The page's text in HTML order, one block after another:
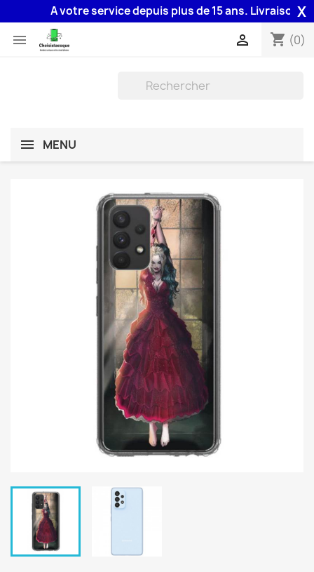
A votre service depuis plus de 15 ans. Livraison 48H
X
 shopping_cart (0)

MENU